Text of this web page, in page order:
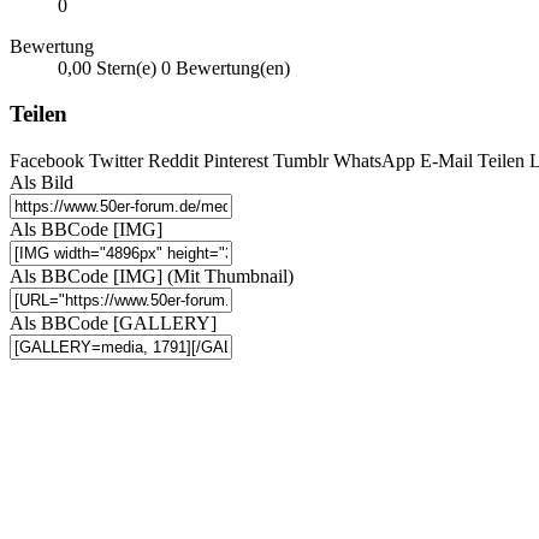
0
Bewertung
0,00 Stern(e) 0 Bewertung(en)
Teilen
Facebook Twitter Reddit Pinterest Tumblr WhatsApp E-Mail Teilen
Als Bild
Als BBCode [IMG]
Als BBCode [IMG] (Mit Thumbnail)
Als BBCode [GALLERY]